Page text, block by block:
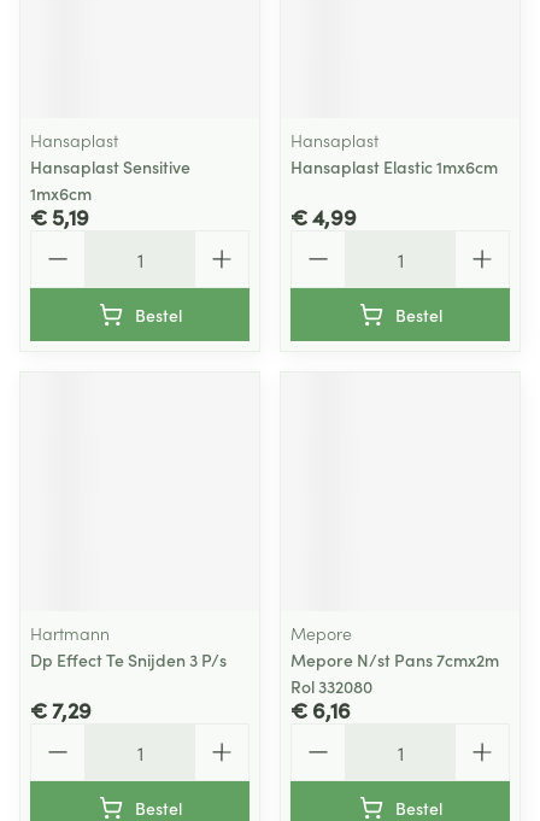
Hansaplast
Hansaplast Sensitive
1mx6cm
€ 5,19
Bestel
Hansaplast
Hansaplast Elastic 1mx6cm
€ 4,99
Bestel
Hartmann
Dp Effect Te Snijden 3 P/s
€ 7,29
Bestel
Mepore
Mepore N/st Pans 7cmx2m
Rol 332080
€ 6,16
Bestel